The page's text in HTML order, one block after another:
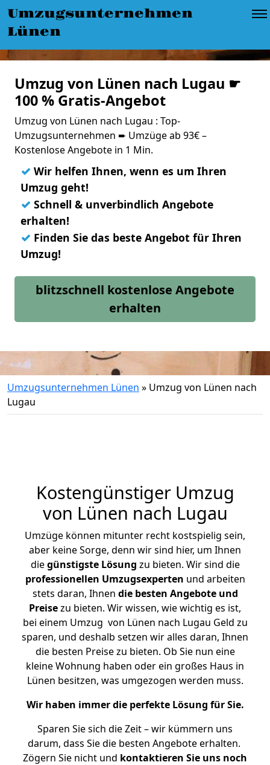
Umzugsunternehmen
Lünen
Umzug von Lünen nach Lugau ☛
100 % Gratis-Angebot
Umzug von Lünen nach Lugau : Top-
Umzugsunternehmen ➨ Umzüge ab 93€ –
Kostenlose Angebote in 1 Min.
✓ Wir helfen Ihnen, wenn es um Ihren
Umzug geht!
✓ Schnell & unverbindlich Angebote
erhalten!
✓ Finden Sie das beste Angebot für Ihren
Umzug!
blitzschnell kostenlose Angebote
erhalten
Umzugsunternehmen Lünen » Umzug von Lünen nach
Lugau
Kostengünstiger Umzug
von Lünen nach Lugau
Umzüge können mitunter recht kostspielig sein,
aber keine Sorge, denn wir sind hier, um Ihnen
diegünstigste Lösung zu bieten. Wir sind die
professionellen Umzugsexperten und arbeiten
stets daran, Ihnen die besten Angebote und
Preisezu bieten. Wir wissen, wie wichtig es ist,
bei einem Umzug von Lünen nach Lugau Geld zu
sparen, und deshalb setzen wir alles daran, Ihnen
die besten Preise zu bieten. Ob Sie nun eine
kleine Wohnung haben oder ein großes Haus in
Lünen besitzen, was umgezogen werden muss.
Wir haben immer die perfekte Lösung für Sie.
Sparen Sie sich die Zeit – wir kümmern uns
darum, dass Sie die besten Angebote erhalten.
Zögern Sie nicht und kontaktieren Sie uns noch